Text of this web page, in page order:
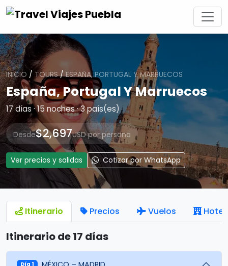
INICIO / TOURS/ESPAÑA, PORTUGAL Y MARRUECOS
España, Portugal Y Marruecos
17 días · 15 noches · 3 país(es)
Desde$2,697USD por persona
Ver precios y salidas Cotizar por WhatsApp
Itinerario Precios Vuelos
Itinerario de 17 días
Día 1